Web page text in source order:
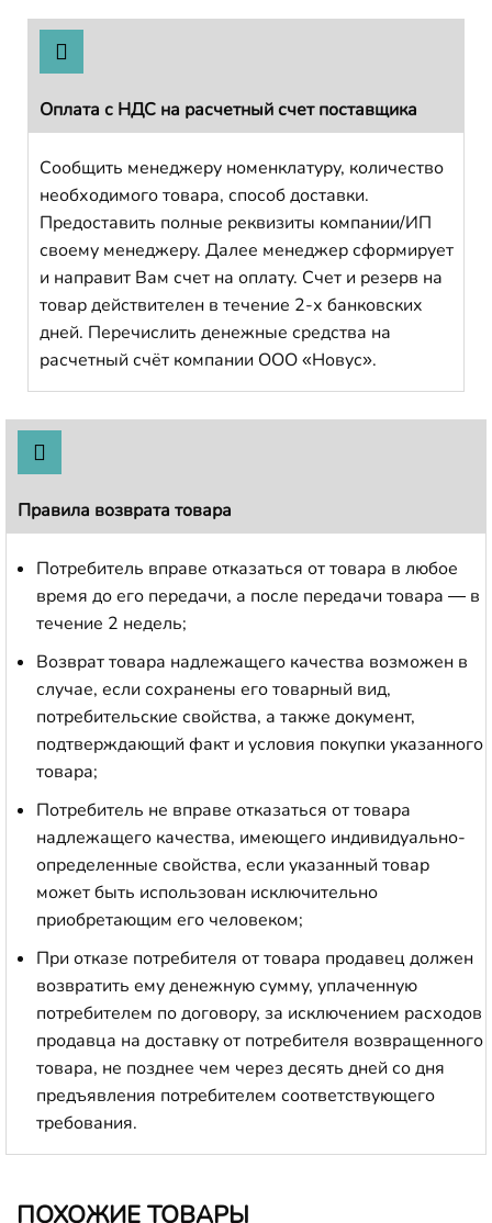
Оплата с НДС на расчетный счет поставщика
Сообщить менеджеру номенклатуру, количество
необходимого товара, способ доставки.
Предоставить полные реквизиты компании/ИП
своему менеджеру. Далее менеджер сформирует
и направит Вам счет на оплату. Счет и резерв на
товар действителен в течение 2-х банковских
дней. Перечислить денежные средства на
расчетный счёт компании ООО «Новус».
Правила возврата товара
Потребитель вправе отказаться от товара в любое
время до его передачи, а после передачи товара — в
течение 2 недель;
Возврат товара надлежащего качества возможен в
случае, если сохранены его товарный вид,
потребительские свойства, а также документ,
подтверждающий факт и условия покупки указанного
товара;
Потребитель не вправе отказаться от товара
надлежащего качества, имеющего индивидуально-
определенные свойства, если указанный товар
может быть использован исключительно
приобретающим его человеком;
При отказе потребителя от товара продавец должен
возвратить ему денежную сумму, уплаченную
потребителем по договору, за исключением расходов
продавца на доставку от потребителя возвращенного
товара, не позднее чем через десять дней со дня
предъявления потребителем соответствующего
требования.
ПОХОЖИЕ ТОВАРЫ